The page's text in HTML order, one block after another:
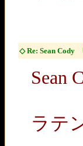
◇ Re: Sean Cody
Sean
ラテ